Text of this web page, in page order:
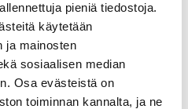
pieniä tiedostoja.
käytetään
ja mainosten
sosiaalisen median
Osa evästeistä on
toiminnan kannalta, ja ne
tulee liittyä JUK
aiemmin kuluneen
voimassa 1.8.2025-